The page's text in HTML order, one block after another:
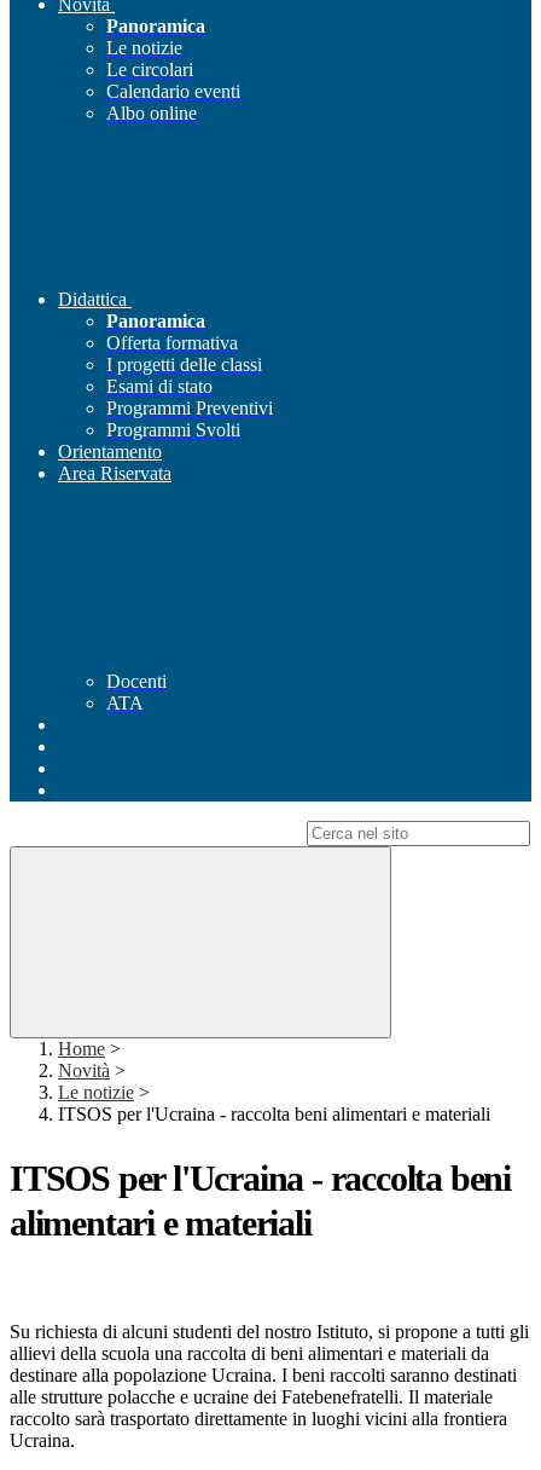
Novità
Panoramica
Le notizie
Le circolari
Calendario eventi
Albo online
Didattica
Panoramica
Offerta formativa
I progetti delle classi
Esami di stato
Programmi Preventivi
Programmi Svolti
Orientamento
Area Riservata
Docenti
ATA
Home >
Novità >
Le notizie >
ITSOS per l'Ucraina - raccolta beni alimentari e materiali
ITSOS per l'Ucraina - raccolta beni
alimentari e materiali
Su richiesta di alcuni studenti del nostro Istituto, si propone a tutti gli
allievi della scuola una raccolta di beni alimentari e materiali da
destinare alla popolazione Ucraina. I beni raccolti saranno destinati
alle strutture polacche e ucraine dei Fatebenefratelli. Il materiale
raccolto sarà trasportato direttamente in luoghi vicini alla frontiera
Ucraina.